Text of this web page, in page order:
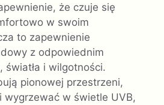
że czuje się
w swoim
to zapewnienie
z odpowiednim
światła i wilgotności.
pionowej przestrzeni,
wygrzewać w świetle UVB,